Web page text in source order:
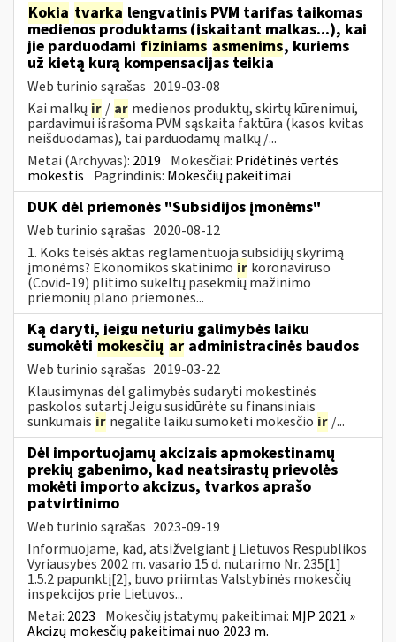
Kokia tvarka lengvatinis PVM tarifas taikomas
medienos produktams (įskaitant malkas...), kai
jie parduodami fiziniams asmenims, kuriems
už kietą kurą kompensacijas teikia
Web turinio sąrašas 2019-03-08
Kai malkų ir / ar medienos produktų, skirtų kūrenimui,
pardavimui išrašoma PVM sąskaita faktūra (kasos kvitas
neišduodamas), tai parduodamų malkų /...
Metai (Archyvas): 2019 Mokesčiai: Pridėtinės vertės
mokestis Pagrindinis: Mokesčių pakeitimai
DUK dėl priemonės "Subsidijos įmonėms"
Web turinio sąrašas 2020-08-12
1. Koks teisės aktas reglamentuoja subsidijų skyrimą
įmonėms? Ekonomikos skatinimo ir koronaviruso
(Covid-19) plitimo sukeltų pasekmių mažinimo
priemonių plano priemonės...
Ką daryti, jeigu neturiu galimybės laiku
sumokėti mokesčių ar administracinės baudos
Web turinio sąrašas 2019-03-22
Klausimynas dėl galimybės sudaryti mokestinės
paskolos sutartį Jeigu susidūrėte su finansiniais
sunkumais ir negalite laiku sumokėti mokesčio ir /...
Dėl importuojamų akcizais apmokestinamų
prekių gabenimo, kad neatsirastų prievolės
mokėti importo akcizus, tvarkos aprašo
patvirtinimo
Web turinio sąrašas 2023-09-19
Informuojame, kad, atsižvelgiant į Lietuvos Respublikos
Vyriausybės 2002 m. vasario 15 d. nutarimo Nr. 235[1]
1.5.2 papunktį[2], buvo priimtas Valstybinės mokesčių
inspekcijos prie Lietuvos...
Metai: 2023 Mokesčių įstatymų pakeitimai: MĮP 2021 »
Akcizų mokesčių pakeitimai nuo 2023 m.